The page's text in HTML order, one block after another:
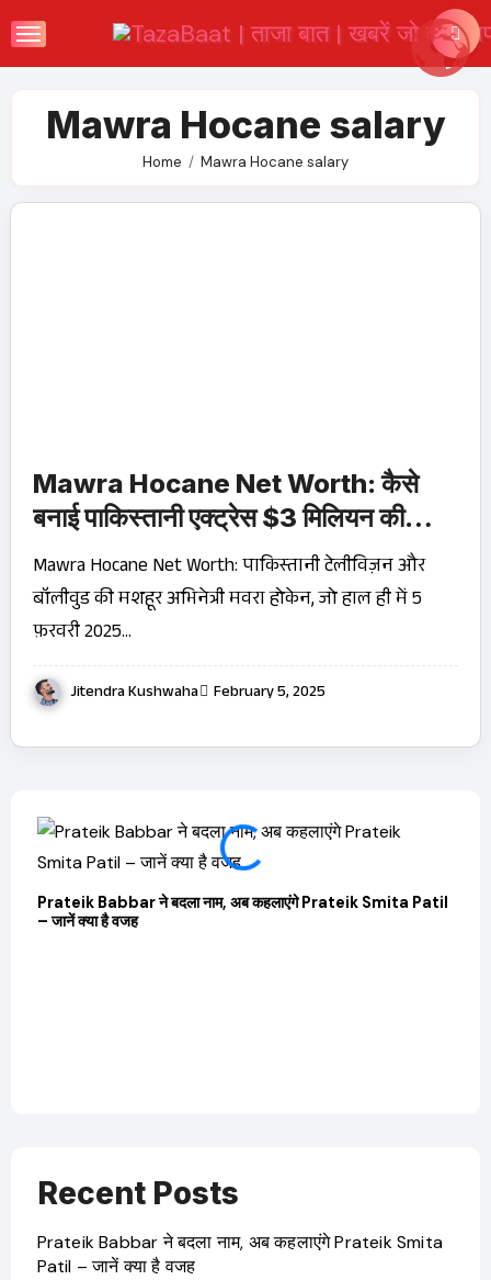
to
Mawra Hocane salary
Home Mawra Hocane salary
Mawra Hocane Net Worth: कैसे
बनाई पाकिस्तानी एक्ट्रेस $3 मिलियन की
संपत्ति?
Mawra Hocane Net Worth: पाकिस्तानी टेलीविज़न और
बॉलीवुड की मशहूर अभिनेत्री मवरा होकेन, जो हाल ही में 5
फ़रवरी 2025…
Jitendra Kushwaha February 5, 2025
Prateik Babbar ने बदला नाम, अब कहलाएंगे Prateik Smita Patil
– जानें क्या है वजह
Recent Posts
Prateik Babbar ने बदला नाम, अब कहलाएंगे Prateik Smita
Patil – जानें क्या है वजह